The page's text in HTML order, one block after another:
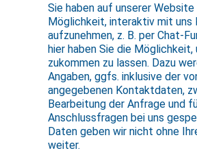
Sie haben auf unserer Website
Möglichkeit, interaktiv mit uns
aufzunehmen, z. B. per Chat-
hier haben Sie die Möglichkeit,
zukommen zu lassen. Dazu
Angaben, ggfs. inklusive der
angegebenen Kontaktdaten,
Bearbeitung der Anfrage und
Anschlussfragen bei uns
Daten geben wir nicht ohne
weiter.